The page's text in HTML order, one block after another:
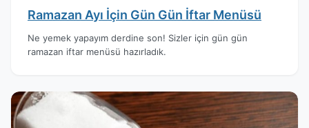
Ramazan Ayı İçin Gün Gün İftar Menüsü
Ne yemek yapayım derdine son! Sizler için gün gün
ramazan iftar menüsü hazırladık.